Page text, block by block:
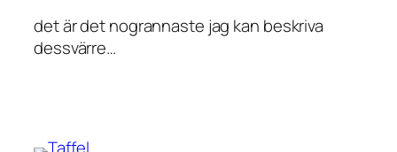
det är det nogrannaste jag kan beskriva
dessvärre…